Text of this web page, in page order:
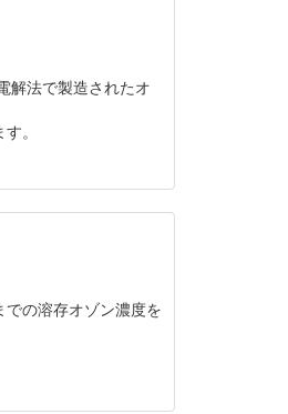
解法で製造されたオ
。
の溶存オゾン濃度を